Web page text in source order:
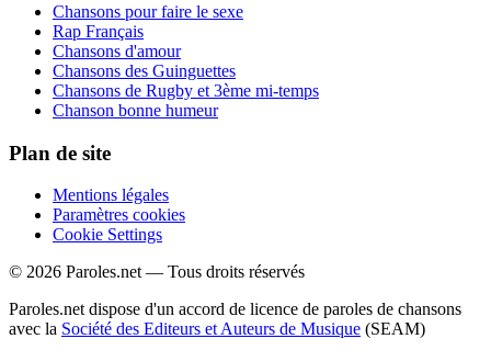
Chansons pour faire le sexe
Rap Français
Chansons d'amour
Chansons des Guinguettes
Chansons de Rugby et 3ème mi-temps
Chanson bonne humeur
Plan de site
Mentions légales
Paramètres cookies
Cookie Settings
© 2026 Paroles.net — Tous droits réservés
Paroles.net dispose d'un accord de licence de paroles de chansons
avec la Société des Editeurs et Auteurs de Musique (SEAM)